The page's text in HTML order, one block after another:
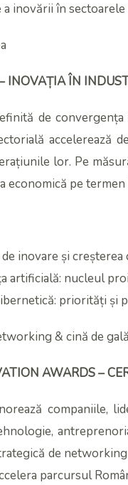
a inovării în
INOVAȚIA ÎN
de
lor. Pe
economică pe termen
inovare și
artificială: nucleul
priorități și
& cină de gală
AWARDS –
companiile,
de
parcursul